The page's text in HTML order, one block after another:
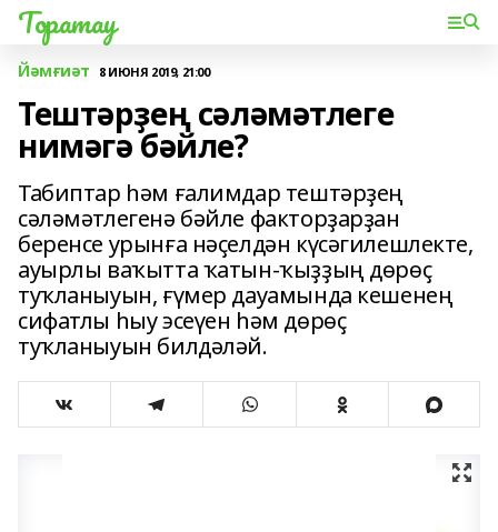
Торатау
Йәмғиәт 8 ИЮНЯ 2019, 21:00
Тештәрҙең сәләмәтлеге
нимәгә бәйле?
Табиптар һәм ғалимдар тештәрҙең
сәләмәтлегенә бәйле факторҙарҙан
беренсе урынға нәҫелдән күсәгилешлекте,
ауырлы ваҡытта ҡатын-ҡыҙҙың дөрөҫ
туҡланыуын, ғүмер дауамында кешенең
сифатлы һыу эсеүен һәм дөрөҫ
туҡланыуын билдәләй.